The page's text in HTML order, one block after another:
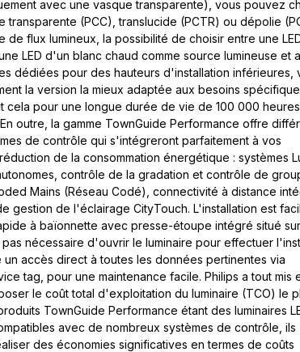
avec une vasque transparente), vous pouvez
transparente (PCC), translucide (PCTR) ou dépolie
de flux lumineux, la possibilité de choisir entre une
LED d'un blanc chaud comme source lumineuse et
dédiées pour des hauteurs d'installation inférieures,
la version la mieux adaptée aux besoins
cela pour une longue durée de vie de 100 000
outre, la gamme TownGuide Performance offre
de contrôle qui s'intégreront parfaitement à vos
de la consommation énergétique : systèmes
contrôle de la gradation et contrôle de
Mains (Réseau Codé), connectivité à distance
gestion de l'éclairage CityTouch. L'installation est
à baïonnette avec presse-étoupe intégré situé sur
nécessaire d'ouvrir le luminaire pour effectuer
accès direct à toutes les données pertinentes via
tag, pour une maintenance facile. Philips a tout mis
le coût total d'exploitation du luminaire (TCO) le
TownGuide Performance étant des luminaires
avec de nombreux systèmes de contrôle, ils
des économies significatives en termes de coûts